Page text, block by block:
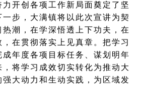
开创各项工作新局面奠定了坚
步，大满镇将以此次宣讲为契
潮，在学深悟透上下功夫，在
在贯彻落实上见真章。把学习
年度各项目标任务、谋划明年
将学习成效切实转化为推动大
大动力和生动实践，为区域发